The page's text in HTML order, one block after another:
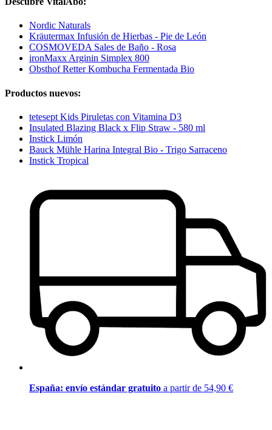
Nordic Naturals
Kräutermax Infusión de Hierbas - Pie de León
COSMOVEDA Sales de Baño - Rosa
ironMaxx Arginin Simplex 800
Obsthof Retter Kombucha Fermentada Bio
Productos nuevos:
tetesept Kids Piruletas con Vitamina D3
Insulated Blazing Black x Flip Straw - 580 ml
Instick Limón
Bauck Mühle Harina Integral Bio - Trigo Sarraceno
Instick Tropical
España: envío estándar gratuito a partir de 54,90 €